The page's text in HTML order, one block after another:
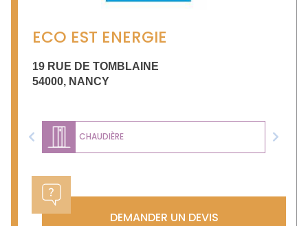
ECO EST ENERGIE
19 RUE DE TOMBLAINE
54000, NANCY
CHAUDIÈRE
Previous Next
DEMANDER UN DEVIS